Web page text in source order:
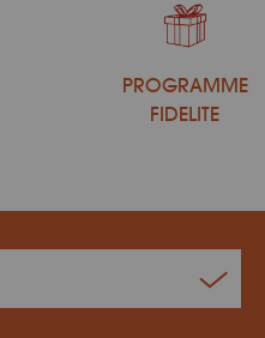
PROGRAMME
FIDELITE